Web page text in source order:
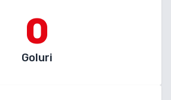
0
Goluri